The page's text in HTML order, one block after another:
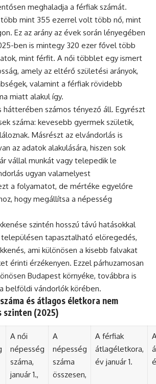
meghaladja a férfiak számát.
mint 355 ezerrel volt több nő, mint
Ez az arány az évek során lényegében
ben is mintegy 320 ezer fővel több
mint férfit. A női többlet egy ismert
amely az eltérő születési arányok,
valamint a férfiak rövidebb
miatt alakul így.
hátterében számos tényező áll. Egyrészt
száma: kevesebb gyermek születik,
Másrészt az elvándorlás is
az adatok alakulására, hiszen sok
vállal munkát vagy telepedik le
ugyan valamelyest
a folyamatot, de mértéke egyelőre
hogy megállítsa a népesség
szintén hosszú távú hatásokkal
tapasztalható elöregedés,
ami különösen a kisebb falvakat
érinti érzékenyen. Ezzel párhuzamosan
Budapest környéke, továbbra is
belföldi vándorlók körében.
és átlagos életkora nem
szinten (2025)
A női
népesség
száma,
január 1.,
A
népesség
száma
összesen,
A férfiak
átlagéletkora,
év január 1.